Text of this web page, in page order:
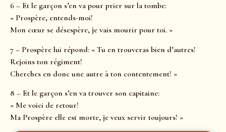
6 – Et le garçon s’en va pour prier sur la tombe:
« Prospère, entends-moi!
Mon cœur se désespère, je vais mourir pour toi. »
7 – Prospère lui répond: « Tu en trouveras bien d’autres!
Rejoins ton régiment!
Cherches en donc une autre à ton contentement! »
8 – Et le garçon s’en va trouver son capitaine:
« Me voici de retour!
Ma Prospère elle est morte, je veux servir toujours! »